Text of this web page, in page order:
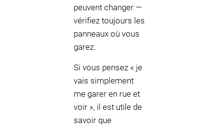
peuvent changer —
vérifiez toujours les
panneaux où vous
garez.
Si vous pensez « je
vais simplement
me garer en rue et
voir », il est utile de
savoir que